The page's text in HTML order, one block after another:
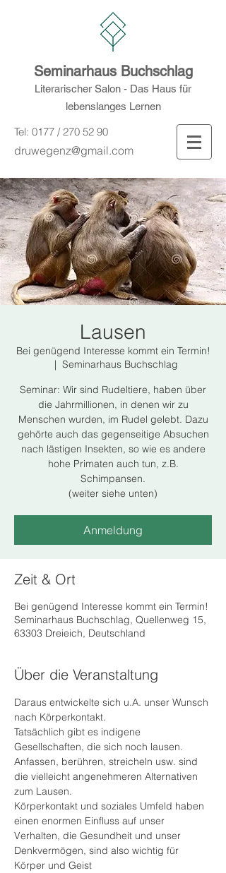
Seminarhaus Buchschlag
Literarischer Salon - Das Haus für
lebenslanges Lernen
Tel: 0177 / 270 52 90
druwegenz@gmail.com
Lausen
Bei genügend Interesse kommt ein Termin!
  |
Seminarhaus Buchschlag
Seminar: Wir sind Rudeltiere, haben über
die Jahrmillionen, in denen wir zu
Menschen wurden, im Rudel gelebt. Dazu
gehörte auch das gegenseitige Absuchen
nach lästigen Insekten, so wie es andere
hohe Primaten auch tun, z.B.
Schimpansen.
(weiter siehe unten)
Anmeldung
Zeit & Ort
Bei genügend Interesse kommt ein Termin!
Seminarhaus Buchschlag, Quellenweg 15,
63303 Dreieich, Deutschland
Über die Veranstaltung
Daraus entwickelte sich u.A. unser Wunsch
nach Körperkontakt.
Tatsächlich gibt es indigene
Gesellschaften, die sich noch lausen.
Anfassen, berühren, streicheln usw. sind
die vielleicht angenehmeren Alternativen
zum Lausen.
Körperkontakt und soziales Umfeld haben
einen enormen Einfluss auf unser
Verhalten, die Gesundheit und unser
Denkvermögen, sind also wichtig für
Körper und Geist